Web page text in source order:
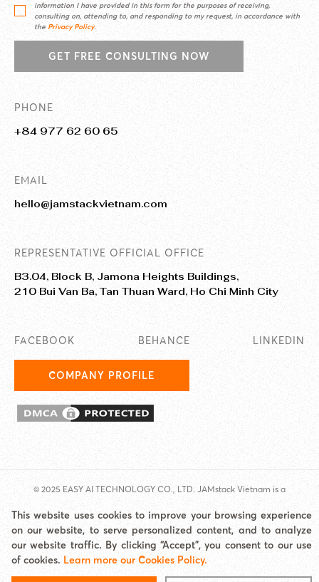
information I have provided in this form for the purposes of receiving,
consulting on, attending to, and responding to my request, in accordance with
the Privacy Policy.
GET FREE CONSULTING NOW
PHONE
+84 977 62 60 65
EMAIL
hello@jamstackvietnam.com
REPRESENTATIVE OFFICIAL OFFICE
B3.04, Block B, Jamona Heights Buildings,
210 Bui Van Ba, Tan Thuan Ward, Ho Chi Minh City
FACEBOOK BEHANCE LINKEDIN
COMPANY PROFILE
© 2025 EASY AI TECHNOLOGY CO., LTD. JAMstack Vietnam is a
brand/unit under Easy AI.
Address: Jamona Heights, 210 Bui Van Ba, Tan Thuan Ward, HCMC Email:
hello@jamstackvietnam.com Hotline: 0977 62 60 65
Cookies Policy
| Site map
This website uses cookies to improve your browsing experience
on our website, to serve personalized content, and to analyze
our website traffic. By clicking “Accept”, you consent to our use
of cookies. Learn more our Cookies Policy.